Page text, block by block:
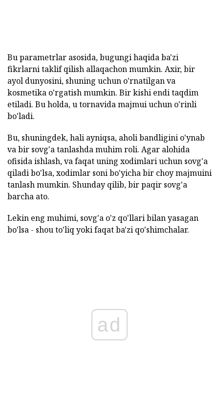
Bu parametrlar asosida, bugungi haqida ba'zi
fikrlarni taklif qilish allaqachon mumkin. Axir, bir
ayol dunyosini, shuning uchun o'rnatilgan va
kosmetika o'rgatish mumkin. Bir kishi endi taqdim
etiladi. Bu holda, u tornavida majmui uchun o'rinli
bo'ladi.
Bu, shuningdek, hali ayniqsa, aholi bandligini o'ynab
va bir sovg'a tanlashda muhim roli. Agar alohida
ofisida ishlash, va faqat uning xodimlari uchun sovg'a
qiladi bo'lsa, xodimlar soni bo'yicha bir choy majmuini
tanlash mumkin. Shunday qilib, bir paqir sovg'a
barcha ato.
Lekin eng muhimi, sovg'a o'z qo'llari bilan yasagan
bo'lsa - shou to'liq yoki faqat ba'zi qo'shimchalar.
ad